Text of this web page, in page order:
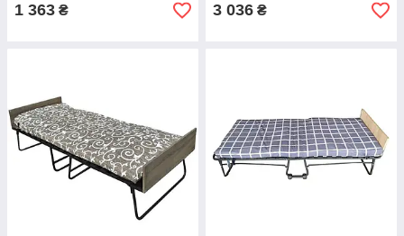
1 363 ₴ 3 036 ₴